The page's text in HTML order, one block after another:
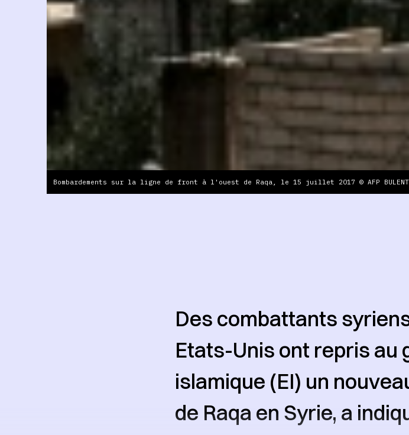
Bombardements sur la ligne de front à l'ouest de Raqa, le 15 juillet 2017 © AFP
Des combattants
Etats-Unis ont repris au
islamique (EI) un
de Raqa en Syrie, a